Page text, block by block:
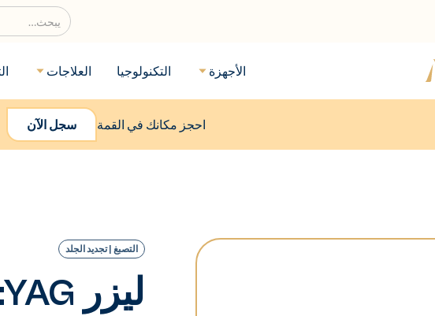
الأجهزة التكنولوجيا العلاجات
احجز مكانك في القمة سجل الآن
التصبغ | تجديد الجلد